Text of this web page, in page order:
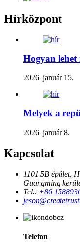
Hírközpont
Hogyan lehet
2026. január 15.
Melyek a
2026. január 8.
Kapcsolat
1101 5B épület,
Guangming
Tel.: +86
Telefon